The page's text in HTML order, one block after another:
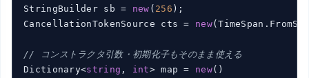
StringBuilder sb = new ( 256 );
CancellationTokenSource cts = new
// コンストラクタ引数・初期化子もそのまま使える
Dictionary<string , int> map = new()